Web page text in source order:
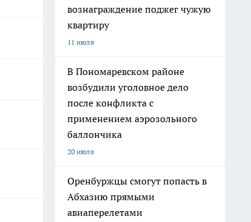
вознаграждение поджег чужую
квартиру
11 июля
В Пономаревском районе
возбудили уголовное дело
после конфликта с
применением аэрозольного
баллончика
20 июля
Оренбуржцы смогут попасть в
Абхазию прямыми
авиаперелетами